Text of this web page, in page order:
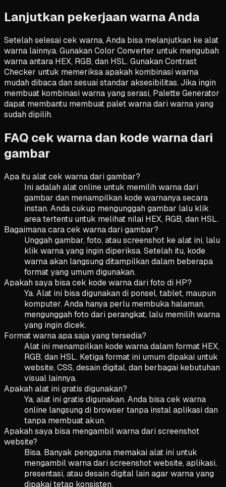
Lanjutkan pekerjaan warna Anda
Setelah selesai cek warna, Anda bisa melanjutkan ke alat
warna lainnya. Gunakan Color Converter untuk mengubah
warna antara HEX, RGB, dan HSL. Gunakan Contrast
Checker untuk memeriksa apakah kombinasi warna
mudah dibaca dan sesuai standar aksesibilitas. Jika ingin
membuat kombinasi warna yang serasi, Palette Generator
dapat membantu membuat palet warna dari warna yang
sudah dipilih.
FAQ cek warna dan kode warna dari
gambar
Apa itu alat cek warna dari gambar?
Ini adalah alat online untuk memilih warna dari
gambar dan menampilkan kode warnanya secara
instan. Anda cukup mengunggah gambar lalu klik
area tertentu untuk melihat nilai HEX, RGB, dan HSL.
Bagaimana cara cek warna dari gambar?
Unggah gambar, foto, atau screenshot ke alat ini, lalu
klik warna yang ingin diperiksa. Setelah itu, kode
warna akan langsung ditampilkan dalam beberapa
format yang umum digunakan.
Apakah saya bisa cek kode warna dari foto di HP?
Ya. Alat ini bisa digunakan di ponsel, tablet, maupun
komputer. Anda hanya perlu membuka halaman,
mengunggah foto dari perangkat, lalu memilih warna
yang ingin dicek.
Format warna apa saja yang tersedia?
Alat ini menampilkan kode warna dalam format HEX,
RGB, dan HSL. Ketiga format ini umum dipakai untuk
website, CSS, desain digital, dan berbagai kebutuhan
visual lainnya.
Apakah alat ini gratis digunakan?
Ya, alat ini gratis digunakan. Anda bisa cek warna
online langsung di browser tanpa instal aplikasi dan
tanpa membuat akun.
Apakah saya bisa mengambil warna dari screenshot
website?
Bisa. Banyak pengguna memakai alat ini untuk
mengambil warna dari screenshot website, aplikasi,
presentasi, atau desain digital lain agar warna yang
dipakai tetap konsisten.